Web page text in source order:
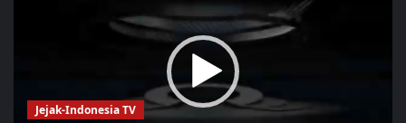
Jejak-Indonesia TV